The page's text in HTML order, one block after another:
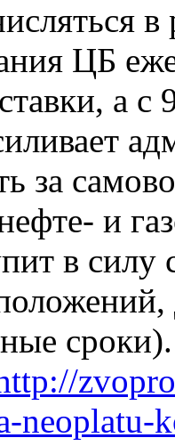
ЦБ
а с
за
и
в силу
сроки).
neoplatu-